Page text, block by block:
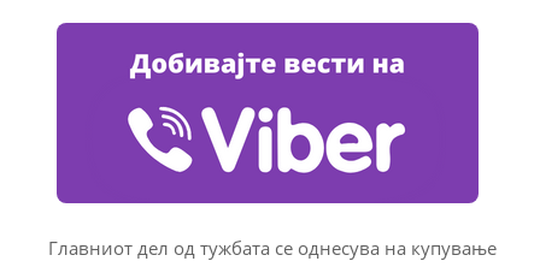
Главниот дел од тужбата се однесува на купување